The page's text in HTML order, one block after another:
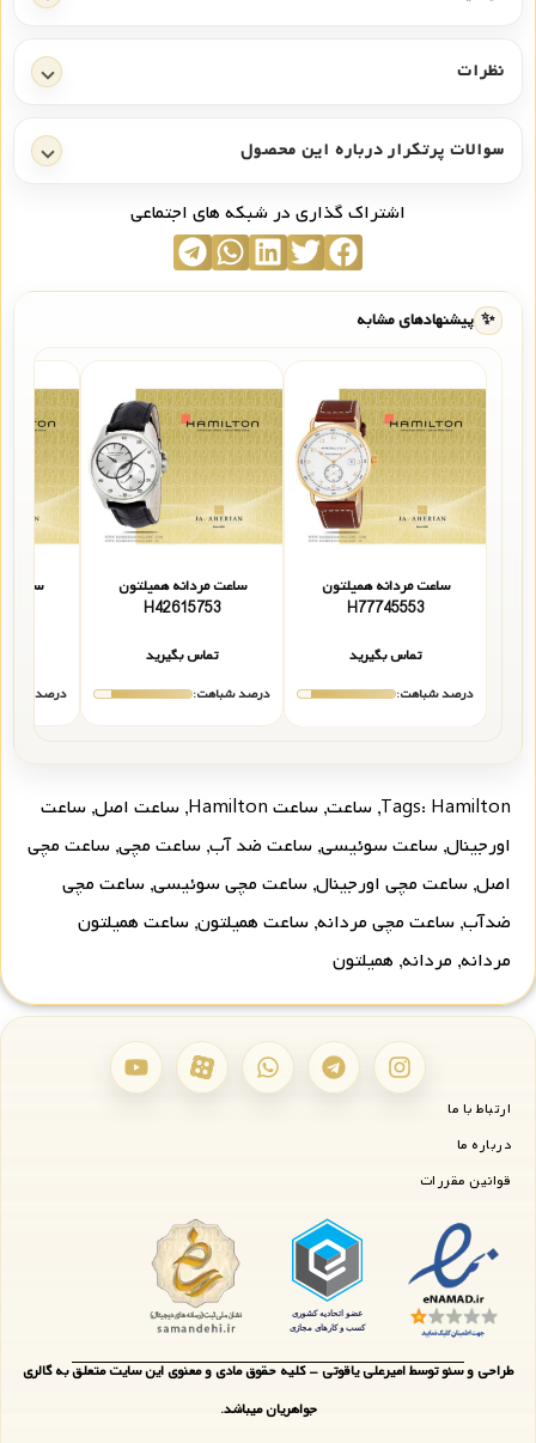
نظرات
سوالات پرتکرار درباره این محصول
اشتراک گذاری در شبکه های اجتماعی
✨ پیشنهادهای مشابه
ساعت مردانه همیلتون
H77745553
تماس بگیرید
درصد شباهت:
ساعت مردانه همیلتون
H42615753
تماس بگیرید
درصد شباهت:
ساعت
درصد
Tags: Hamilton
, ساعت, ساعت Hamilton , ساعت اصل, ساعت
اورجینال, ساعت سوئیسی, ساعت ضد آب, ساعت مچی, ساعت مچی
اصل, ساعت مچی اورجینال, ساعت مچی سوئیسی, ساعت مچی
ضدآب, ساعت مچی مردانه, ساعت همیلتون, ساعت همیلتون
مردانه, مردانه, همیلتون
ارتباط با ما
درباره ما
قوانین مقررات
طراحی و سئو توسط امیرعلی یاقوتی - کلیه حقوق مادی و معنوی این سایت متعلق به گالری
جواهریان میباشد.